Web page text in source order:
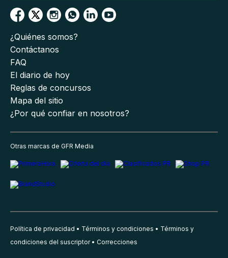
¿Quiénes somos?
Contáctanos
FAQ
El diario de hoy
Reglas de concursos
Mapa del sitio
¿Por qué confiar en nosotros?
Otras marcas de GFR Media
Política de privacidad Términos y condiciones
Términos y
condiciones del suscriptor
Correcciones